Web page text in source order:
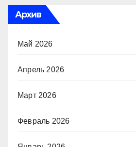
Архив
Май 2026
Апрель 2026
Март 2026
Февраль 2026